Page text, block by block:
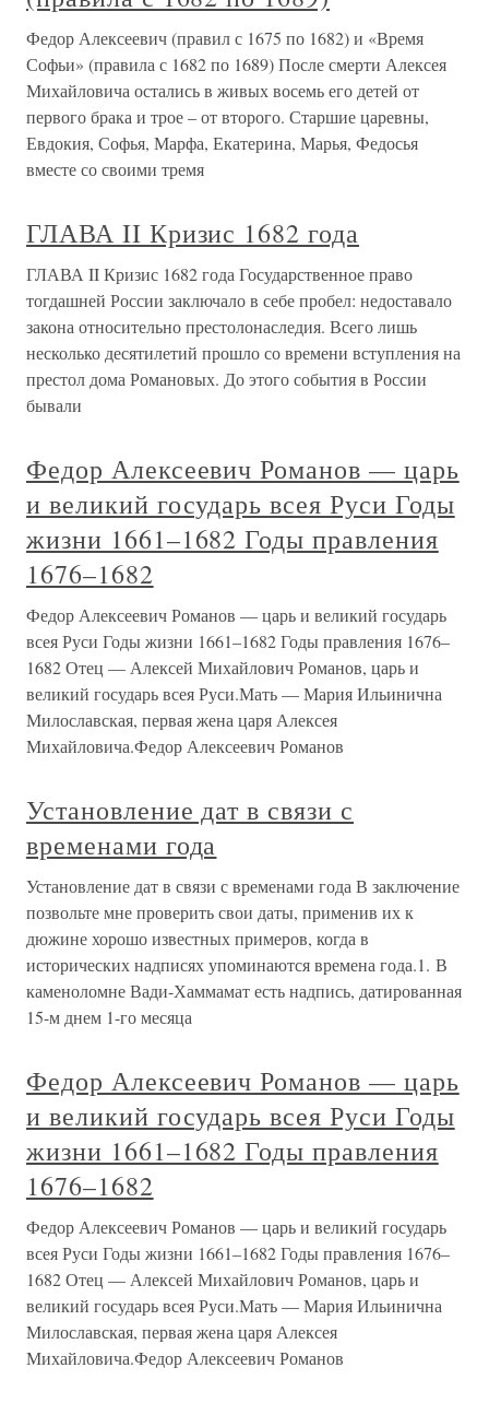
Федор Алексеевич (правил с 1675 по 1682) и «Время
Софьи» (правила с 1682 по 1689) После смерти Алексея
Михайловича остались в живых восемь его детей от
первого брака и трое – от второго. Старшие царевны,
Евдокия, Софья, Марфа, Екатерина, Марья, Федосья
вместе со своими тремя
ГЛАВА II Кризис 1682 года
ГЛАВА II Кризис 1682 года Государственное право
тогдашней России заключало в себе пробел: недоставало
закона относительно престолонаследия. Всего лишь
несколько десятилетий прошло со времени вступления на
престол дома Романовых. До этого события в России
бывали
Федор Алексеевич Романов — царь
и великий государь всея Руси Годы
жизни 1661–1682 Годы правления
1676–1682
Федор Алексеевич Романов — царь и великий государь
всея Руси Годы жизни 1661–1682 Годы правления 1676–
1682 Отец — Алексей Михайлович Романов, царь и
великий государь всея Руси.Мать — Мария Ильинична
Милославская, первая жена царя Алексея
Михайловича.Федор Алексеевич Романов
Установление дат в связи с
временами года
Установление дат в связи с временами года В заключение
позвольте мне проверить свои даты, применив их к
дюжине хорошо известных примеров, когда в
исторических надписях упоминаются времена года.1. В
каменоломне Вади-Хаммамат есть надпись, датированная
15-м днем 1-го месяца
Федор Алексеевич Романов — царь
и великий государь всея Руси Годы
жизни 1661–1682 Годы правления
1676–1682
Федор Алексеевич Романов — царь и великий государь
всея Руси Годы жизни 1661–1682 Годы правления 1676–
1682 Отец — Алексей Михайлович Романов, царь и
великий государь всея Руси.Мать — Мария Ильинична
Милославская, первая жена царя Алексея
Михайловича.Федор Алексеевич Романов